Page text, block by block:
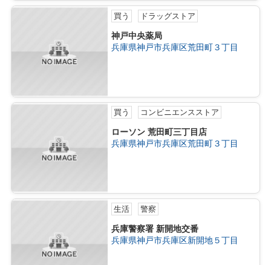
買う ドラッグストア
神戸中央薬局
兵庫県神戸市兵庫区荒田町３丁目
買う コンビニエンスストア
ローソン 荒田町三丁目店
兵庫県神戸市兵庫区荒田町３丁目
生活 警察
兵庫警察署 新開地交番
兵庫県神戸市兵庫区新開地５丁目